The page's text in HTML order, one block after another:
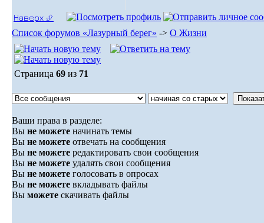
Наверх ⮵
Список форумов «Лазурный берег» -> О Жизни
Страница 69 из 71
Ваши права в разделе:
Вы не можете начинать темы
Вы не можете отвечать на сообщения
Вы не можете редактировать свои сообщения
Вы не можете удалять свои сообщения
Вы не можете голосовать в опросах
Вы не можете вкладывать файлы
Вы можете скачивать файлы